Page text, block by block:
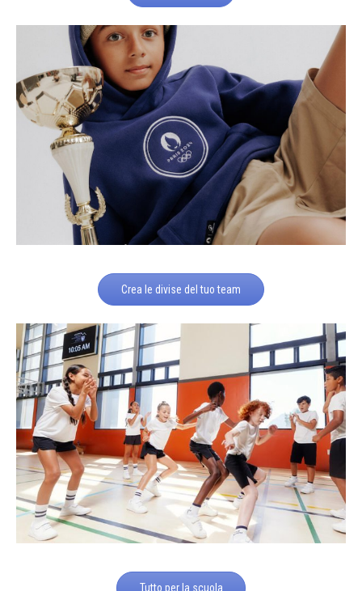
Crea le divise del tuo team
Tutto per la scuola